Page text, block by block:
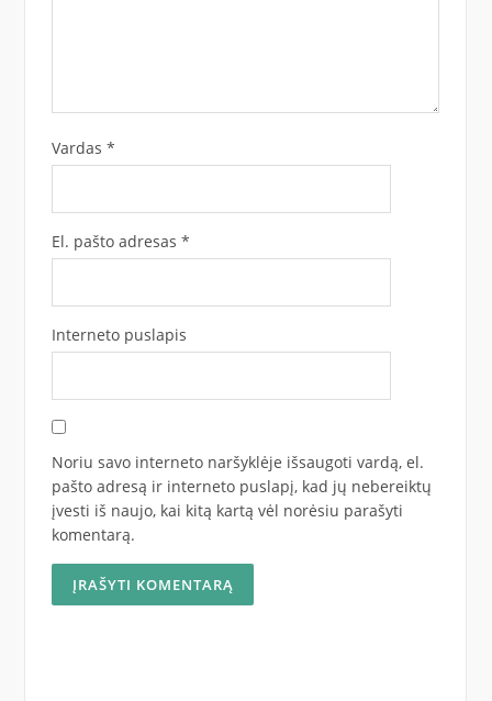
Vardas *
El. pašto adresas *
Interneto puslapis
Noriu savo interneto naršyklėje išsaugoti vardą, el.
pašto adresą ir interneto puslapį, kad jų nebereiktų
įvesti iš naujo, kai kitą kartą vėl norėsiu parašyti
komentarą.